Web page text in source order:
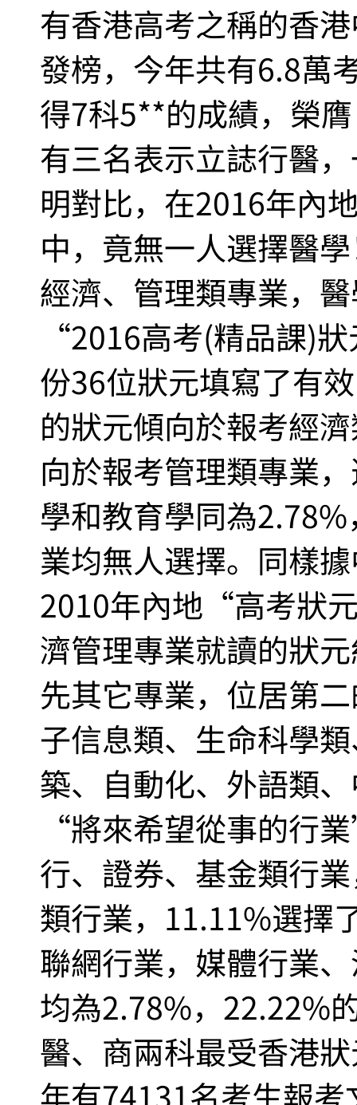
有香港高考之稱的香
發榜，今年共有6.8萬
得7科5**的成績，榮
有三名表示立誌行醫
明對比，在2016年內
中，竟無一人選擇醫
經濟、管理類專業，
“2016高考(精品課)
份36位狀元填寫了有
的狀元傾向於報考經
向於報考管理類專業
學和教育學同為
業均無人選擇。同樣
2010年內地“高考狀
濟管理專業就讀的狀
先其它專業，位居第
子信息類、生命科學
築、自動化、外語類
“將來希望從事的行
行、證券、基金類行
類行業，11.11%選擇
聯網行業，媒體行業
均為2.78%，22.22%
醫、商兩科最受香港
年有74131名考生報